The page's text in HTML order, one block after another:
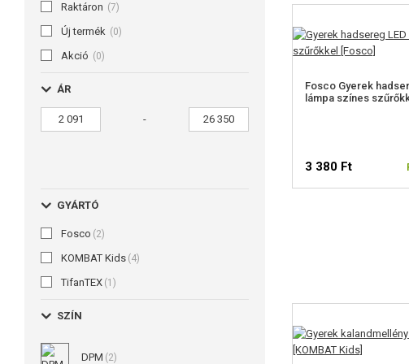
Raktáron (7)
Új termék (0)
Akció (0)
ÁR
-
GYÁRTÓ
Fosco (2)
KOMBAT Kids (4)
TifanTEX (1)
SZÍN
DPM (2)
Fosco Gyerek
lámpa színes
3 380 Ft